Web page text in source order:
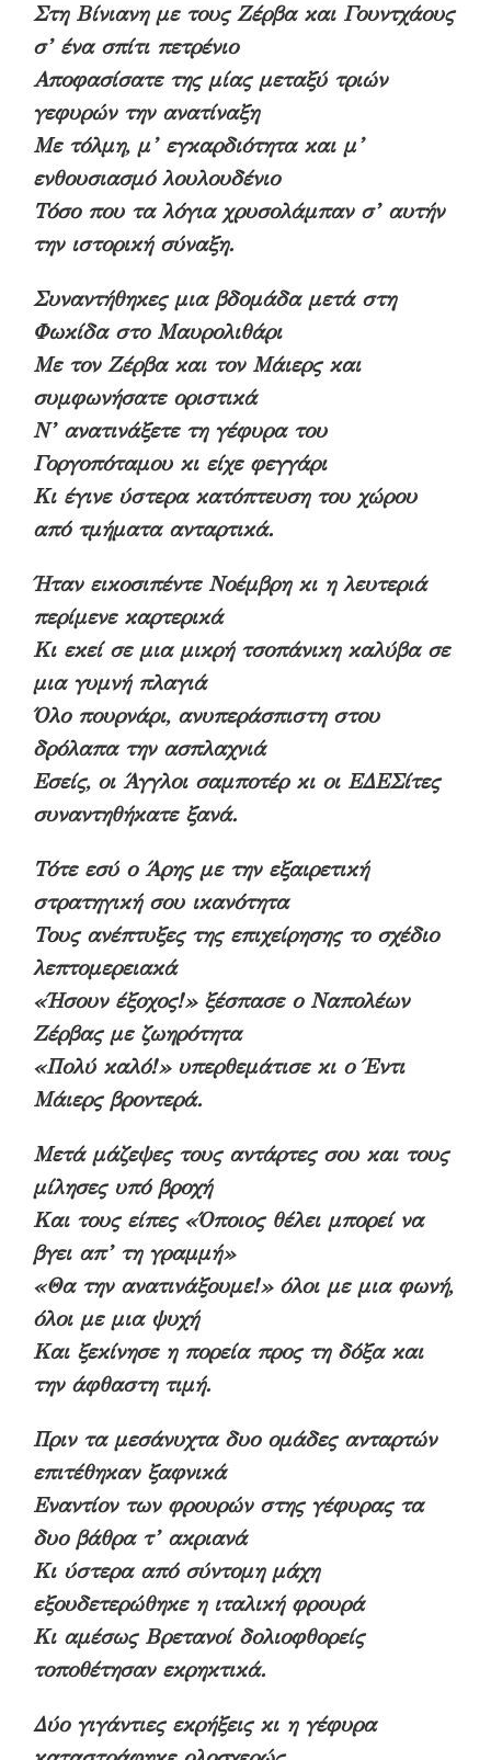
Στη Βίνιανη με τους Ζέρβα και Γουντχάους
σ’ ένα σπίτι πετρένιο
Αποφασίσατε της μίας μεταξύ τριών
γεφυρών την ανατίναξη
Με τόλμη, μ’ εγκαρδιότητα και μ’
ενθουσιασμό λουλουδένιο
Τόσο που τα λόγια χρυσολάμπαν σ’ αυτήν
την ιστορική σύναξη.
Συναντήθηκες μια βδομάδα μετά στη
Φωκίδα στο Μαυρολιθάρι
Με τον Ζέρβα και τον Μάιερς και
συμφωνήσατε οριστικά
Ν’ ανατινάξετε τη γέφυρα του
Γοργοπόταμου κι είχε φεγγάρι
Κι έγινε ύστερα κατόπτευση του χώρου
από τμήματα ανταρτικά.
Ήταν εικοσιπέντε Νοέμβρη κι η λευτεριά
περίμενε καρτερικά
Κι εκεί σε μια μικρή τσοπάνικη καλύβα σε
μια γυμνή πλαγιά
Όλο πουρνάρι, ανυπεράσπιστη στου
δρόλαπα την ασπλαχνιά
Εσείς, οι Άγγλοι σαμποτέρ κι οι ΕΔΕΣίτες
συναντηθήκατε ξανά.
Τότε εσύ ο Άρης με την εξαιρετική
στρατηγική σου ικανότητα
Τους ανέπτυξες της επιχείρησης το σχέδιο
λεπτομερειακά
«Ήσουν έξοχος!» ξέσπασε ο Ναπολέων
Ζέρβας με ζωηρότητα
«Πολύ καλό!» υπερθεμάτισε κι ο Έντι
Μάιερς βροντερά.
Μετά μάζεψες τους αντάρτες σου και τους
μίλησες υπό βροχή
Και τους είπες «Όποιος θέλει μπορεί να
βγει απ’ τη γραμμή»
«Θα την ανατινάξουμε!» όλοι με μια φωνή,
όλοι με μια ψυχή
Και ξεκίνησε η πορεία προς τη δόξα και
την άφθαστη τιμή.
Πριν τα μεσάνυχτα δυο ομάδες ανταρτών
επιτέθηκαν ξαφνικά
Εναντίον των φρουρών στης γέφυρας τα
δυο βάθρα τ’ ακριανά
Κι ύστερα από σύντομη μάχη
εξουδετερώθηκε η ιταλική φρουρά
Κι αμέσως Βρετανοί δολιοφθορείς
τοποθέτησαν εκρηκτικά.
Δύο γιγάντιες εκρήξεις κι η γέφυρα